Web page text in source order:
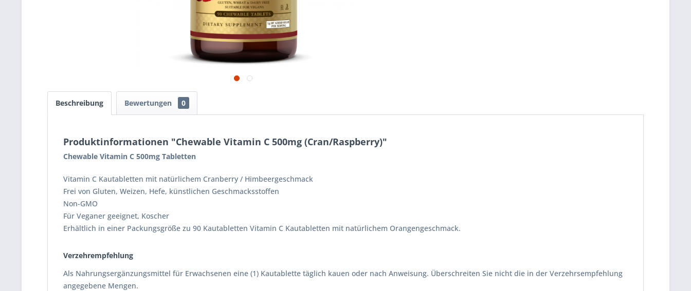
Beschreibung Bewertungen 0
Produktinformationen "Chewable Vitamin C 500mg (Cran/Raspberry)"
Chewable Vitamin C 500mg Tabletten
Vitamin C Kautabletten mit natürlichem Cranberry / Himbeergeschmack
Frei von Gluten, Weizen, Hefe, künstlichen Geschmacksstoffen
Non-GMO
Für Veganer geeignet, Koscher
Erhältlich in einer Packungsgröße zu 90 Kautabletten Vitamin C Kautabletten mit natürlichem Orangengeschmack.
Verzehrempfehlung
Als Nahrungsergänzungsmittel für Erwachsenen eine (1) Kautablette täglich kauen oder nach Anweisung. Überschreiten Sie nicht die in der Verzehrsempfehlung
angegebene Mengen.